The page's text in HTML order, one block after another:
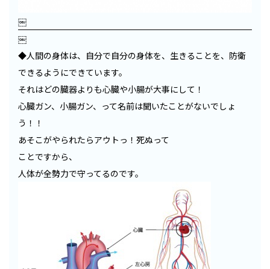
￼
￼
◆人間の身体は、自分で自分の身体を、生きることを、防衛
できるようにできています。
それはどの臓器よりも心臓や小腸が大事にして！
心臓ガン、小腸ガン、って名前は聞いたことがないでしょ
う！！
あそこがやられたらアウトっ！死ぬって
ことですから、
人体が全勢力で守ってるのです。